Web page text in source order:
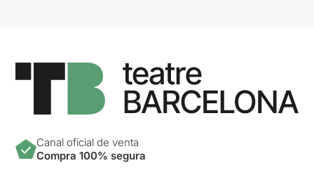
Canal oficial de venta
Compra 100% segura